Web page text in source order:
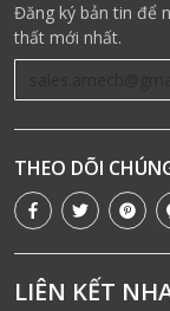
Đăng ký bản tin để
thất mới nhất.
THEO DÕI
LIÊN KẾT